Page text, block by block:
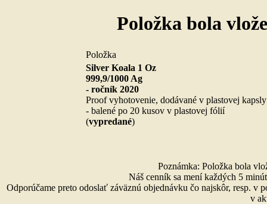
Položka bola
Položka
Silver Koala 1 Oz
999,9/1000 Ag
- ročník 2020
Proof vyhotovenie, dodávané v plastovej kapsly
- balené po 20 kusov v plastovej fólií
(vypredané)
Poznámka: Položka bola
Náš cenník sa mení každých 5
Odporúčame preto odoslať záväznú objednávku čo najskôr, resp. v
v